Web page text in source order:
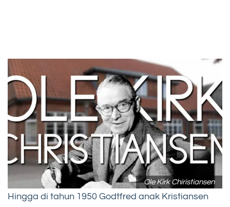
Ole Kirk Chiristiansen
Hingga di tahun 1950 Godtfred anak Kristiansen